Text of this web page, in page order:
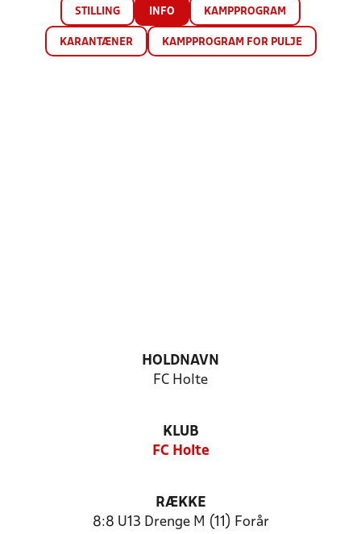
STILLING INFO KAMPPROGRAM
KARANTÆNER KAMPPROGRAM FOR PULJE
HOLDNAVN
FC Holte
KLUB
FC Holte
RÆKKE
8:8 U13 Drenge M (11) Forår